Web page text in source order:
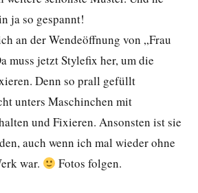
ja so gespannt!
an der Wendeöffnung von „Frau
muss jetzt Stylefix her, um die
Denn so prall gefüllt
unters Maschinchen mit
und Fixieren. Ansonsten ist sie
auch wenn ich mal wieder ohne
war.
Fotos folgen.